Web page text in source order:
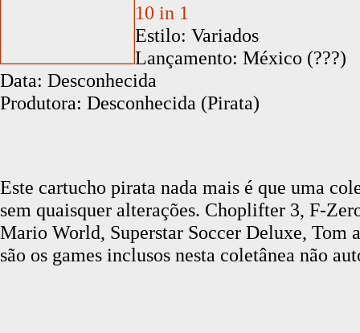
10 in 1
Estilo: Variados
Lançamento: México (???)
Data: Desconhecida
Produtora: Desconhecida (Pirata)
Este cartucho pirata nada mais é que uma
sem quaisquer alterações. Choplifter 3, F-
Mario World, Superstar Soccer Deluxe, Tom
são os games inclusos nesta coletânea não